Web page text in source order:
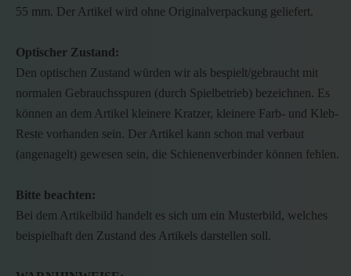
55 mm. Der Artikel wird ohne Originalverpackung geliefert.
Optischer Zustand:
Den optischen Zustand würden wir als bespielt/gebraucht mit
normalen Gebrauchsspuren (durch Spielbetrieb) bezeichnen. Es
können an dem Artikel kleinere Kratzer, kleinere Farb- und Kleb-
Reste vorhanden sein. Der Artikel kann schon mal verbaut
(angenagelt) gewesen sein, die Schienenverbinder können fehlen.
Bitte beachten:
Bei dem Artikelbild handelt es sich um ein Musterbild, welches
beispielhaft den Zustand des Artikels darstellen soll.